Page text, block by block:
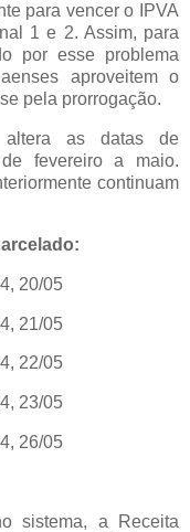
para vencer o IPVA
1 e 2. Assim, para
por esse problema
aproveitem o
pela prorrogação.
altera as datas de
fevereiro a maio.
continuam
20/05
21/05
22/05
23/05
26/05
sistema, a Receita